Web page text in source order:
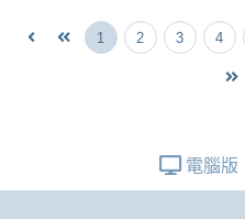
1 2 3 4
電腦版